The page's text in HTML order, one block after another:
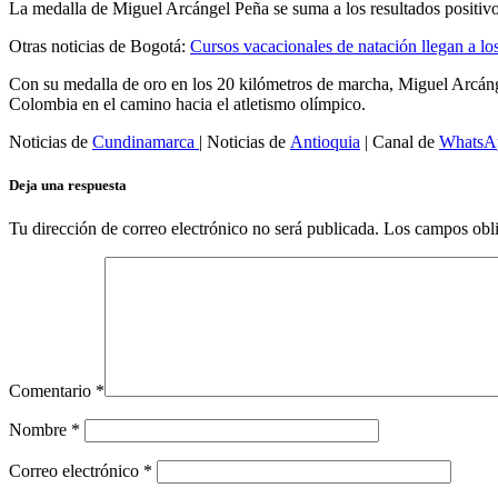
La medalla de Miguel Arcángel Peña se suma a los resultados
Otras noticias de Bogotá: Cursos vacacionales de natación llegan a
Con su medalla de oro en los 20 kilómetros de marcha, Miguel
Colombia en el camino hacia el atletismo olímpico.
Noticias de Cundinamarca | Noticias de Antioquia | Canal de
Deja una respuesta
Tu dirección de correo electrónico no será publicada. Los campos
Comentario *
Nombre *
Correo electrónico *